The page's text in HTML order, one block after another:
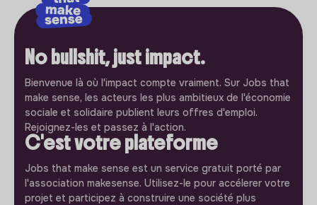
No bullshit, just impact.
Bienvenue là où l'impact compte vraiment. Sur Jobs that
make sense, les acteurs les plus ambitieux de l'économie
sociale et solidaire publient leurs offres d'emploi.
Rejoignez-les et passez à l'action.
C'est votre plateforme
Jobs that make sense est un service gratuit porté par
l'association makesense. Utilisez-le pour accélerer votre
projet et participez à construire une société plus